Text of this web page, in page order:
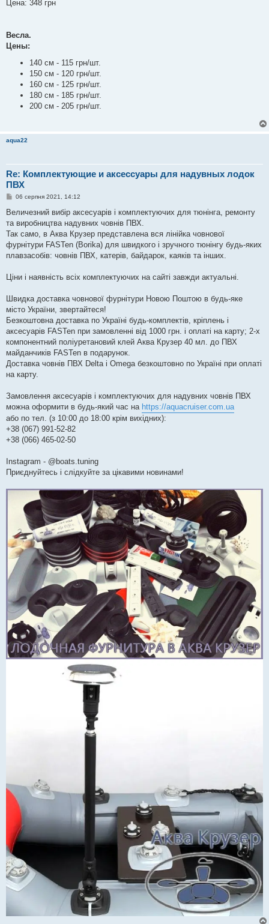
Цена: 348 грн
Весла.
Цены:
140 см - 115 грн/шт.
150 см - 120 грн/шт.
160 см - 125 грн/шт.
180 см - 185 грн/шт.
200 см - 205 грн/шт.
aqua22
Re: Комплектующие и аксессуары для надувных лодок
ПВХ
П
в
д
о
л
е
я
06 серпня 2021, 14:12
Величезний вибір аксесуарів і комплектуючих для тюнінга, ремонту
та виробництва надувних човнів ПВХ.
Так само, в Аква Крузер представлена вся лінійка човнової
фурнітури FASTen (Borika) для швидкого і зручного тюнінгу будь-яких
плавзасобів: човнів ПВХ, катерів, байдарок, каяків та інших.
Ціни і наявність всіх комплектуючих на сайті завжди актуальні.
Швидка доставка човнової фурнітури Новою Поштою в будь-яке
місто України, звертайтеся!
Безкоштовна доставка по Україні будь-комплектів, кріплень і
аксесуарів FASTen при замовленні від 1000 грн. і оплаті на карту; 2-х
компонентний поліуретановий клей Аква Крузер 40 мл. до ПВХ
майданчиків FASTen в подарунок.
Доставка човнів ПВХ Delta і Omega безкоштовно по Україні при оплаті
на карту.
Замовлення аксесуарів і комплектуючих для надувних човнів ПВХ
можна оформити в будь-який час на https://aquacruiser.com.ua
або по тел. (з 10:00 до 18:00 крім вихідних):
+38 (067) 991-52-82
+38 (066) 465-02-50
Instagram - @boats.tuning
Приєднуйтесь і слідкуйте за цікавими новинами!